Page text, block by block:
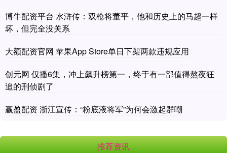
博牛配资平台 水浒传：双枪将董平，他和历史上的马超一样
坏，但完全没关系
大额配资官网 苹果App Store单日下架两款违规应用
创元网 仅播6集，冲上飙升榜第一，终于有一部值得熬夜狂
追的刑侦剧了
赢盈配资 浙江宣传：“粉底液将军”为何会激起群嘲
推荐资讯